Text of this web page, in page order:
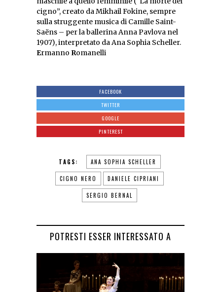
cigno”, creato da Mikhail Fokine, sempre
sulla struggente musica di Camille Saint-
Saëns – per la ballerina Anna Pavlova nel
1907), interpretato da Ana Sophia Scheller.
Ermanno Romanelli
FACEBOOK
TWITTER
GOOGLE
PINTEREST
TAGS: ANA SOPHIA SCHELLER
CIGNO NERO DANIELE CIPRIANI
SERGIO BERNAL
POTRESTI ESSER INTERESSATO A